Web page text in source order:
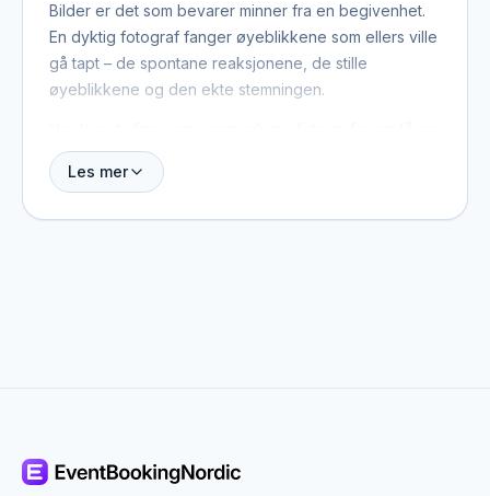
Bilder er det som bevarer minner fra en begivenhet.
En dyktig fotograf fanger øyeblikkene som ellers ville
gå tapt – de spontane reaksjonene, de stille
øyeblikkene og den ekte stemningen.
oversikt over deres stil og erfaring. Det gjør det
enklere å finne en fotograf som passer til akkurat ditt
er noe de fleste par vender tilbake til igjen og igjen i
passer til dere som par. Noen fotografer jobber
Les mer